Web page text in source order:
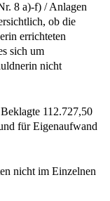
8 a)-f) / Anlagen
ob die
errichteten
sich um
nicht
112.727,50
für Eigenaufwand
nicht im Einzelnen